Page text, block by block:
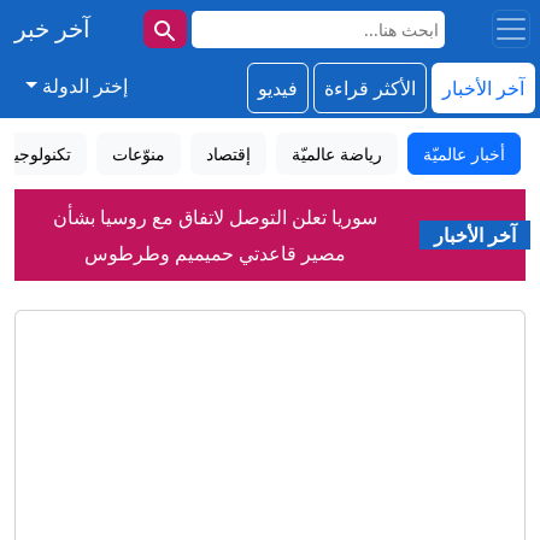
آخر خبر
آخر الأخبار الأكثر قراءة فيديو إختر الدولة
أخبار عالميّة رياضة عالميّة إقتصاد منوّعات تكنولوجيا
آخر الأخبار
سوريا تعلن التوصل لاتفاق مع روسيا بشأن
مصير قاعدتي حميميم وطرطوس
دمشق تعلن التوصل إلى اتفاق مع موسكو